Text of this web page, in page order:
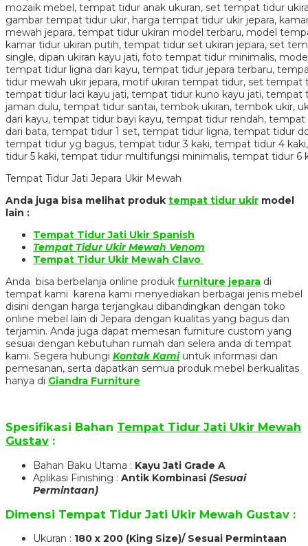
Tempat Tidur Jati Jepara Ukir Mewah
Anda juga bisa melihat produk tempat tidur ukir model
lain :
Tempat Tidur Jati Ukir Spanish
Tempat Tidur Ukir Mewah Venom
Tempat Tidur Ukir Mewah Clavo
Anda bisa berbelanja online produk furniture jepara di
tempat kami karena kami menyediakan berbagai jenis mebel
disini dengan harga terjangkau dibandingkan dengan toko
online mebel lain di Jepara dengan kualitas yang bagus dan
terjamin. Anda juga dapat memesan furniture custom yang
sesuai dengan kebutuhan rumah dan selera anda di tempat
kami. Segera hubungi Kontak Kamiuntuk informasi dan
pemesanan, serta dapatkan semua produk mebel berkualitas
hanya di Giandra Furniture
Spesifikasi Bahan Tempat Tidur Jati Ukir Mewah
Gustav :
Bahan Baku Utama : Kayu Jati Grade A
Aplikasi Finishing : Antik Kombinasi (Sesuai
Permintaan)
Dimensi Tempat Tidur Jati Ukir Mewah Gustav :
Ukuran : 180 x 200 (King Size)/ Sesuai Permintaan